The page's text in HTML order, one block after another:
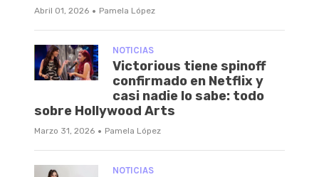
Abril 01, 2026 · Pamela López
NOTICIAS
Victorious tiene spinoff
confirmado en Netflix y
casi nadie lo sabe: todo
sobre Hollywood Arts
Marzo 31, 2026 · Pamela López
NOTICIAS